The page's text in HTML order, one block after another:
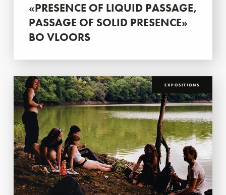
«PRESENCE OF LIQUID PASSAGE,
PASSAGE OF SOLID PRESENCE»
BO VLOORS
EXPOSITIONS